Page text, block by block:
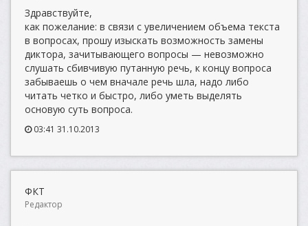
Здравствуйте,
как пожелание: в связи с увеличением объема текста
в вопросах, прошу изыскать возможность замены
диктора, зачитывающего вопросы — невозможно
слушать сбивчивую путанную речь, к концу вопроса
забываешь о чем вначале речь шла, надо либо
читать четко и быстро, либо уметь выделять
основую суть вопроса.
03:41 31.10.2013
ФКТ
Редактор